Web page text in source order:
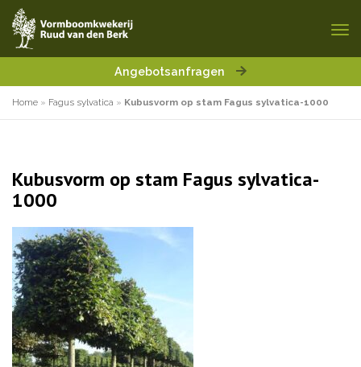
Angebotsanfragen
Home » Fagus sylvatica » Kubusvorm op stam Fagus sylvatica-1000
Kubusvorm op stam Fagus sylvatica-
1000